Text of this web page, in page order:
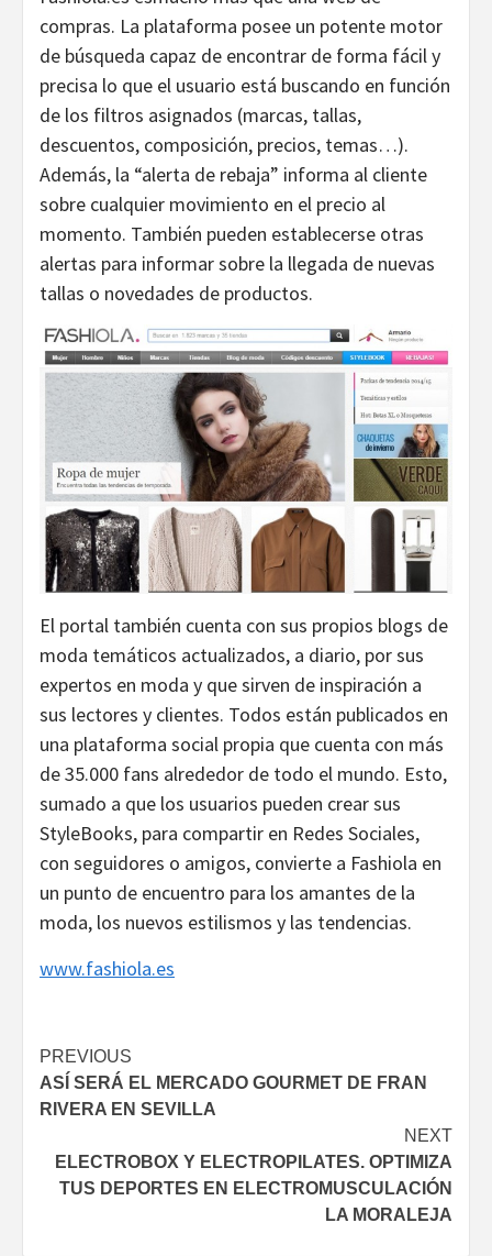
compras. La plataforma posee un potente motor
de búsqueda capaz de encontrar de forma fácil y
precisa lo que el usuario está buscando en función
de los filtros asignados (marcas, tallas,
descuentos, composición, precios, temas…).
Además, la “alerta de rebaja” informa al cliente
sobre cualquier movimiento en el precio al
momento. También pueden establecerse otras
alertas para informar sobre la llegada de nuevas
tallas o novedades de productos.
El portal también cuenta con sus propios blogs de
moda temáticos actualizados, a diario, por sus
expertos en moda y que sirven de inspiración a
sus lectores y clientes. Todos están publicados en
una plataforma social propia que cuenta con más
de 35.000 fans alrededor de todo el mundo. Esto,
sumado a que los usuarios pueden crear sus
StyleBooks, para compartir en Redes Sociales,
con seguidores o amigos, convierte a Fashiola en
un punto de encuentro para los amantes de la
moda, los nuevos estilismos y las tendencias.
www.fashiola.es
Continue
Reading
PREVIOUS
ASÍ SERÁ EL MERCADO GOURMET DE FRAN
RIVERA EN SEVILLA
NEXT
ELECTROBOX Y ELECTROPILATES. OPTIMIZA
TUS DEPORTES EN ELECTROMUSCULACIÓN
LA MORALEJA